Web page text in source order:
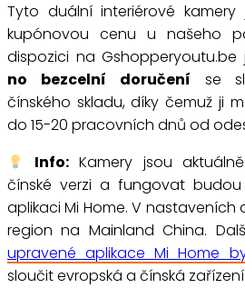
Tyto duální interiérové
kupónovou cenu u našeho
dispozici na
no bezcelní doručení se
čínského skladu, díky čemuž ji
do 15-20 pracovních dnů od
Info:Kamery jsou
čínské verzi a fungovat
aplikaci Mi Home. V
region na Mainland China.
upravené aplikace Mi Home
sloučit evropská a čínská